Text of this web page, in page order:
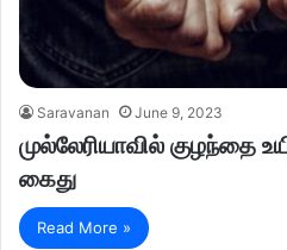
Saravanan June 9, 2023
முல்லேரியாவில் குழந்தை
கைது
Read More »